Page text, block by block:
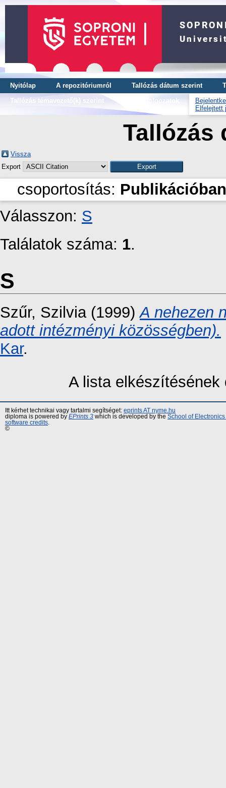
Nyitólap A repozitóriumról Tallózás dátum szerint
Tallózás témavezető(k) szerint
OTDK dolgozatok
Elfelejtett
Tallózás
Vissza
Export
csoportosítás:
Válasszon: S
Találatok száma: 1.
S
Szűr, Szilvia(1999)A nehezen
adott intézményi közösségben).
Kar.
A lista
Itt kérhet technikai vagy tartalmi segítséget: eprints AT nyme.hu
diploma is powered by EPrints 3 which is developed by the School of
software credits
©